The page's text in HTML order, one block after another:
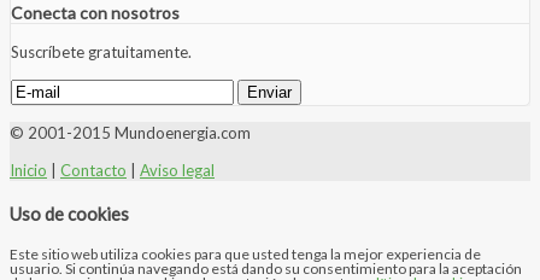
Conecta con nosotros
Suscríbete gratuitamente.
© 2001-2015 Mundoenergia.com
Inicio
Contacto Aviso legal
Uso de cookies
Este sitio web utiliza cookies para que usted tenga la mejor experiencia de
usuario. Si continúa navegando está dando su consentimiento para la aceptación